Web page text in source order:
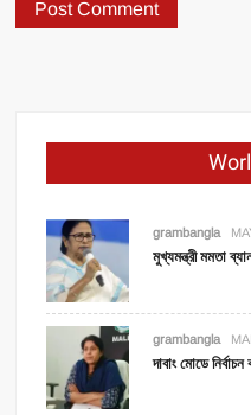
grambangla
মুখ্যমন্ত্রী মমতা
grambangla
দাবাং মোডে